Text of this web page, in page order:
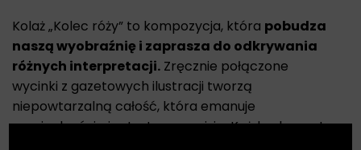
Kolaż „Kolec róży” to kompozycja, która pobudza
naszą wyobraźnię i zaprasza do odkrywania
różnych interpretacji. Zręcznie połączone
wycinki z gazetowych ilustracji tworzą
niepowtarzalną całość, która emanuje
oryginalnością i artystyczną wizją. Każdy element